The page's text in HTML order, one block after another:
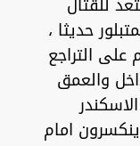
حديثا ،
التراجع
والعمق
امام